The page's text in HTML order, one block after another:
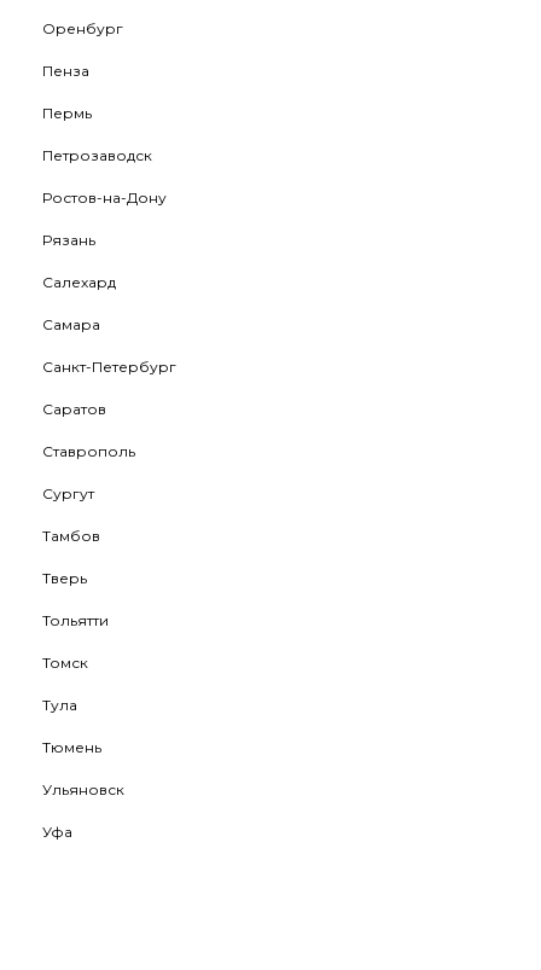
Оренбург
Пенза
Пермь
Петрозаводск
Ростов-на-Дону
Рязань
Салехард
Самара
Санкт-Петербург
Саратов
Ставрополь
Сургут
Тамбов
Тверь
Тольятти
Томск
Тула
Тюмень
Ульяновск
Уфа